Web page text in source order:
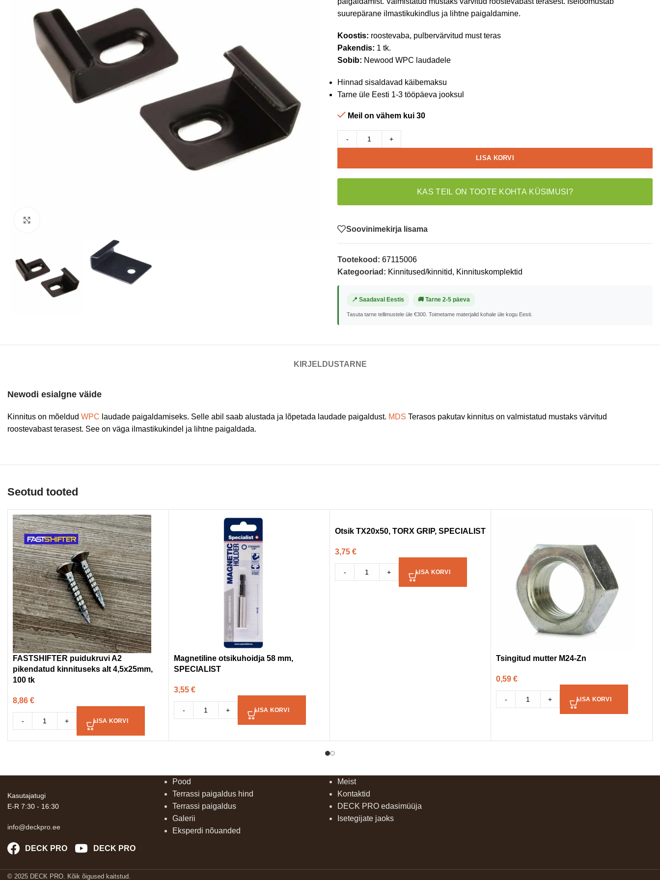
suurepärane ilmastikukindlus ja lihtne paigaldamine.
Koostis: roostevaba, pulbervärvitud must teras
Pakendis: 1 tk.
Sobib: Newood WPC laudadele
Hinnad sisaldavad käibemaksu
Tarne üle Eesti 1-3 tööpäeva jooksul
Meil on vähem kui 30
- +
LISA KORVI
KAS TEIL ON TOOTE KOHTA KÜSIMUSI?
Soovinimekirja lisama
Tootekood: 67115006
Kategooriad: Kinnitused/kinnitid, Kinnituskomplektid
📍 Saadaval Eestis 🚚 Tarne 2-5 päeva
Tasuta tarne tellimustele üle €300. Toimetame materjalid kohale üle kogu Eesti.
KIRJELDUSTARNE
Newodi esialgne väide
Kinnitus on mõeldud WPC laudade paigaldamiseks. Selle abil saab alustada ja lõpetada laudade paigaldust. MDS Terasos pakutav kinnitus on valmistatud mustaks värvitud
roostevabast terasest. See on väga ilmastikukindel ja lihtne paigaldada.
Seotud tooted
FASTSHIFTER puidukruvi A2
pikendatud kinnituseks alt 4,5x25mm,
100 tk
8,86 €
- + LISA KORVI
Magnetiline otsikuhoidja 58 mm,
SPECIALIST
3,55 €
- + LISA KORVI
Otsik TX20x50, TORX GRIP, SPECIALIST
3,75 €
- + LISA KORVI
Tsingitud mutter M24-Zn
0,59 €
- + LISA KORVI
Kasutajatugi
E-R 7:30 - 16:30
info@deckpro.ee
DECK PRO DECK PRO
Pood
Terrassi paigaldus hind
Terrassi paigaldus
Galerii
Eksperdi nõuanded
Meist
Kontaktid
DECK PRO edasimüüja
Isetegijate jaoks